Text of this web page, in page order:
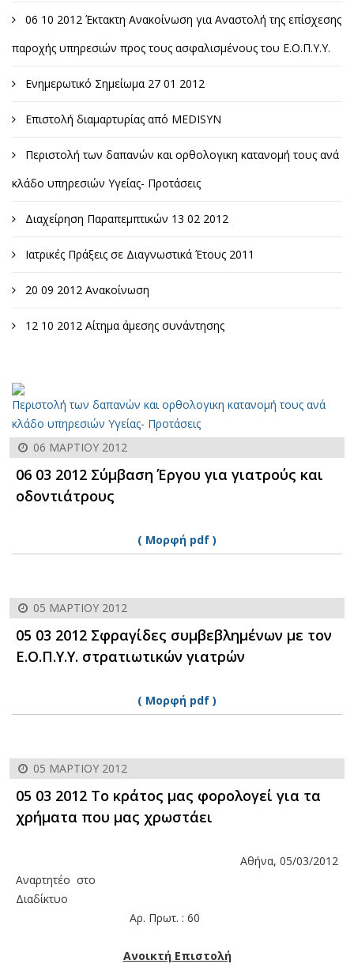
06 10 2012 Έκτακτη Ανακοίνωση για Αναστολή της επίσχεσης
παροχής υπηρεσιών προς τους ασφαλισμένους του Ε.Ο.Π.Υ.Υ.
Ενημερωτικό Σημείωμα 27 01 2012
Επιστολή διαμαρτυρίας από MEDISYN
Περιστολή των δαπανών και ορθολογικη κατανομή τους ανά
κλάδο υπηρεσιών Υγείας- Προτάσεις
Διαχείρηση Παραπεμπτικών 13 02 2012
Ιατρικές Πράξεις σε Διαγνωστικά Έτους 2011
20 09 2012 Ανακοίνωση
12 10 2012 Αίτημα άμεσης συνάντησης
Περιστολή των δαπανών και ορθολογικη κατανομή τους ανά
κλάδο υπηρεσιών Υγείας- Προτάσεις
06 ΜΑΡΤΊΟΥ 2012
06 03 2012 Σύμβαση Έργου για γιατρούς και
οδοντιάτρους
( Μορφή pdf )
05 ΜΑΡΤΊΟΥ 2012
05 03 2012 Σφραγίδες συμβεβλημένων με τον
Ε.Ο.Π.Υ.Υ. στρατιωτικών γιατρών
( Μορφή pdf )
05 ΜΑΡΤΊΟΥ 2012
05 03 2012 Το κράτος μας φορολογεί για τα
χρήματα που μας χρωστάει
Αθήνα, 05/03/2012
Αναρτητέο στο
Διαδίκτυο
Αρ. Πρωτ. : 60
Ανοικτή Επιστολή